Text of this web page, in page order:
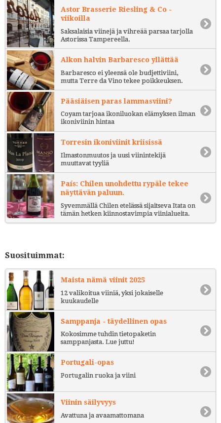
Astor Brasserie Riesling & Co -
viikoilla
Saksalaisia viinejä ja vihreää parsaa tarjolla
Astorissa Tampereella.
Alkon halvin Barbaresco yllättää
Barbaresco ei yleensä ole budjettiviini,
mutta Terre da Vino tekee poikkeuksen.
Pääsiäisen paras lammasviini?
Coyam tarjoaa ikoniluokan elämyksen ilman
ikoniviinin hintaa
Torresin ikoniviinit kriisissä
Ilmastonmuutos ja uusi viinintekijä
muuttavat tyyliä
País: Chilen unohdettu rypäle tekee
näyttävän paluun.
Syvemmällä Chilen etelässä sijaitseva Itata on
tämän hetken kiinnostavimpia viinialueita.
Suosituimmat:
Maista nämä viinit 2025
12 valikoitua viiniä, yksi jokaiselle
kuukaudelle
Samppanja - täydellinen opas
Kokosimme tuhdin tietopaketin
samppanjasta. Lue juttu!
Portugali-opas
Portugalin ruoka ja viini
Viinin säilyvyys
Avattuna ja avaamattomana